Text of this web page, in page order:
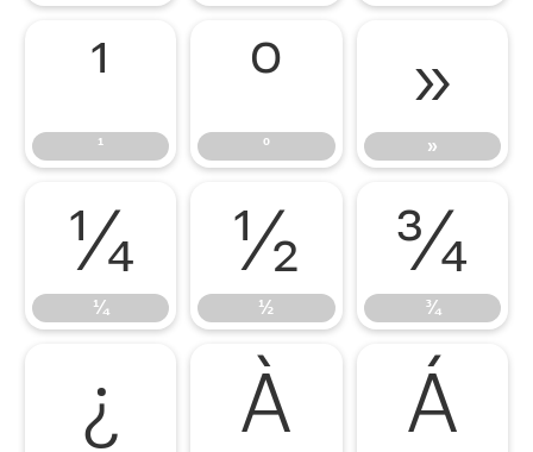
¹
¹
º
º
»
»
¼
¼
½
½
¾
¾
¿ À Á